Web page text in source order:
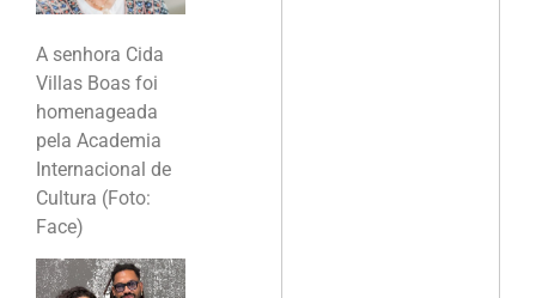
A senhora Cida
Villas Boas foi
homenageada
pela Academia
Internacional de
Cultura (Foto:
Face)